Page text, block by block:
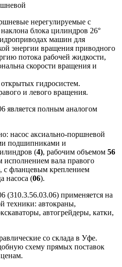
нерегулируемые с
блока цилиндров 26°
машин для
энергии вращения приводного
потока рабочей жидкости,
скорости вращения и
гидросистем.
и левого вращения.
является полным аналогом
насос аксиально-поршневой
подшипниками и
(4), рабочим объемом 56
вала правого
с фланцевым креплением
насоса (06).
(310.3.56.03.06) применяется на
техники: автокраны,
автогрейдеры, катки,
со склада в Уфе.
схему прямых поставок